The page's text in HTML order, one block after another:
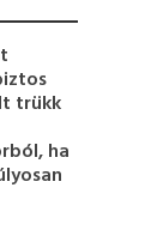
trükk
ha